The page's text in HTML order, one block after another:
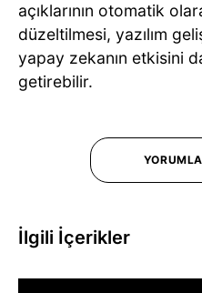
açıklarının otomatik
düzeltilmesi, yazılım
yapay zekanın etkisini
getirebilir.
İlgili İçerikler